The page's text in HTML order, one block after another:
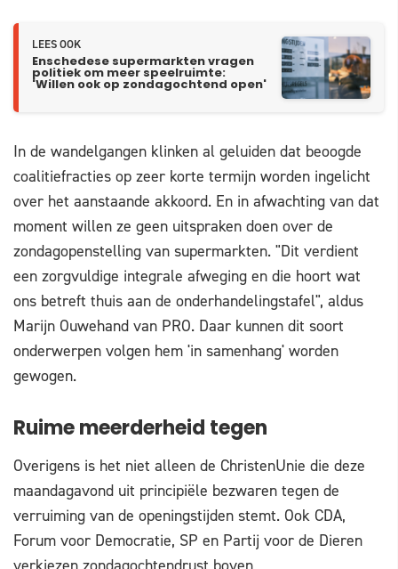
LEES OOK
Enschedese supermarkten vragen
politiek om meer speelruimte:
'Willen ook op zondagochtend open'
In de wandelgangen klinken al geluiden dat beoogde
coalitiefracties op zeer korte termijn worden ingelicht
over het aanstaande akkoord. En in afwachting van dat
moment willen ze geen uitspraken doen over de
zondagopenstelling van supermarkten. "Dit verdient
een zorgvuldige integrale afweging en die hoort wat
ons betreft thuis aan de onderhandelingstafel", aldus
Marijn Ouwehand van PRO. Daar kunnen dit soort
onderwerpen volgen hem 'in samenhang' worden
gewogen.
Ruime meerderheid tegen
Overigens is het niet alleen de ChristenUnie die deze
maandagavond uit principiële bezwaren tegen de
verruiming van de openingstijden stemt. Ook CDA,
Forum voor Democratie, SP en Partij voor de Dieren